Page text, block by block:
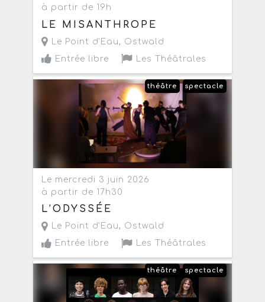
à partir de 19h
LE MISANTHROPE
Le Point d'Eau, Ostwald
Entrée libre
Les Théâtrales
spectacle
théâtre
Le mercredi 3 juin 2026
à partir de 17h30
L’ODYSSÉE
Le Point d'Eau, Ostwald
Entrée libre
Les Théâtrales
spectacle
théâtre